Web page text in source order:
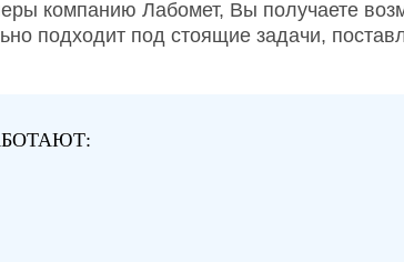
компанию Лабомет, Вы получаете
подходит под стоящие задачи,